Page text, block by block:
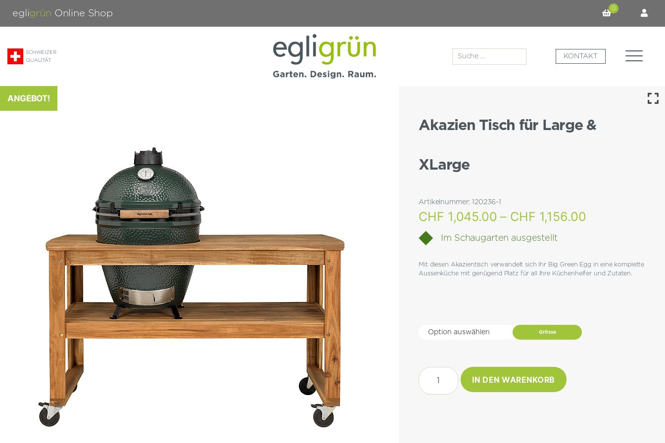
egligrün Online Shop 0
SCHWEIZER
QUALITÄT
nach:
KONTAKT
ANGEBOT!
Akazien Tisch für Large &
XLarge
Artikelnummer: 120236-1
CHF 1,045.00 – CHF 1,156.00
CHF 1,156.00
Im Schaugarten ausgestellt
Mit diesen Akazientisch verwandelt sich Ihr Big Green Egg in eine komplette
Aussenküche mit genügend Platz für all Ihre Küchenhelfer und Zutaten.
Grösse
Akazien
Tisch
für
IN DEN WARENKORB